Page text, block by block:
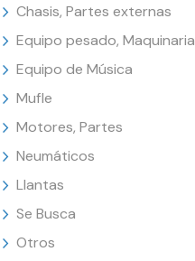
Chasis, Partes externas
Equipo pesado, Maquinaria
Equipo de Música
Mufle
Motores, Partes
Neumáticos
Llantas
Se Busca
Otros